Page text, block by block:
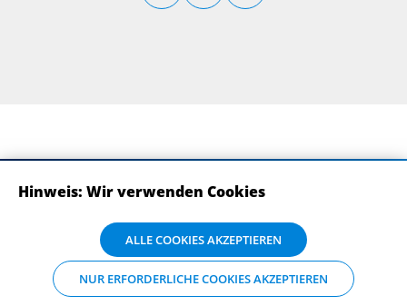
Hinweis: Wir verwenden Cookies
ALLE COOKIES AKZEPTIEREN
NUR ERFORDERLICHE COOKIES AKZEPTIEREN
Wir verwenden Cookies auf dieser Website. Bitte stimmen Sie mit Klick
auf „Alle Cookies akzeptieren“ der Verarbeitung und Weitergabe Ihrer
Daten an Drittanbieter zu, damit wir Ihnen die bestmögliche
Nutzererfahrung auf unserer Website bieten können. Einzelheiten zu
den Arten der Cookies und ihrem Zweck finden Sie unter